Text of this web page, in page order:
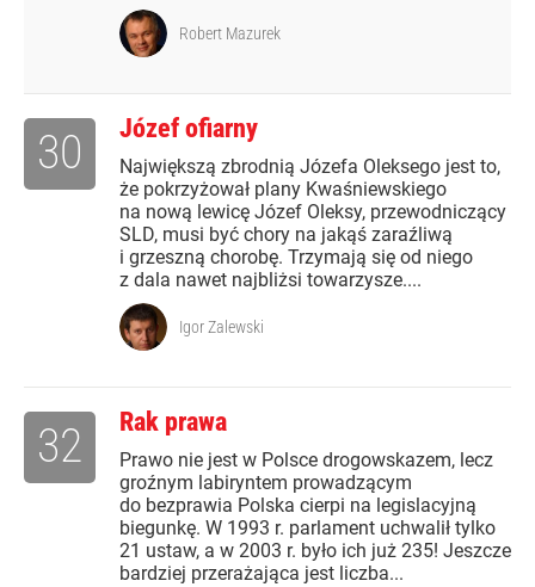
Robert Mazurek
Józef ofiarny
Największą zbrodnią Józefa Oleksego jest to,
że pokrzyżował plany Kwaśniewskiego
na nową lewicę Józef Oleksy, przewodniczący
SLD, musi być chory na jakąś zaraźliwą
i grzeszną chorobę. Trzymają się od niego
z dala nawet najbliżsi towarzysze....
30
Igor Zalewski
Rak prawa
Prawo nie jest w Polsce drogowskazem, lecz
groźnym labiryntem prowadzącym
do bezprawia Polska cierpi na legislacyjną
biegunkę. W 1993 r. parlament uchwalił tylko
21 ustaw, a w 2003 r. było ich już 235! Jeszcze
bardziej przerażająca jest liczba...
32